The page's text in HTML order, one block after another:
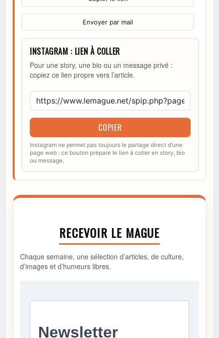
Envoyer par mail
INSTAGRAM : LIEN À COLLER
Pour une story, une bio ou un message privé :
copiez ce lien propre vers l’article.
COPIER
Instagram ne permet pas toujours le partage direct d’une
page web : ce bouton prépare le lien à coller en story, bio
ou message.
RECEVOIR LE MAGUE
Chaque semaine, une sélection d’articles, de culture,
d’images et d’humeurs libres.